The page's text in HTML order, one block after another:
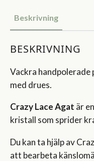
Beskrivning
BESKRIVNING
Vackra handpolerade
med drues.
Crazy Lace Agat är
kristall som sprider
Du kan ta hjälp av
att bearbeta